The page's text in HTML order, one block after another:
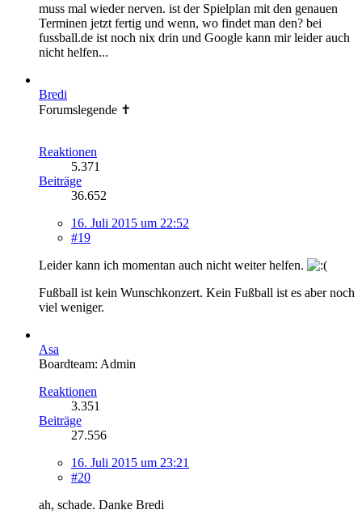
muss mal wieder nerven. ist der Spielplan mit den genauen
Terminen jetzt fertig und wenn, wo findet man den? bei
fussball.de ist noch nix drin und Google kann mir leider auch
nicht helfen...
Bredi
Forumslegende ✝
Reaktionen
5.371
Beiträge
36.652
16. Juli 2015 um 22:52
#19
Leider kann ich momentan auch nicht weiter helfen.
Fußball ist kein Wunschkonzert. Kein Fußball ist es aber noch
viel weniger.
Asa
Boardteam: Admin
Reaktionen
3.351
Beiträge
27.556
16. Juli 2015 um 23:21
#20
ah, schade. Danke Bredi